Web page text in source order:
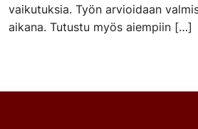
vaikutuksia. Työn arvioidaan
aikana. Tutustu myös aiempiin […]